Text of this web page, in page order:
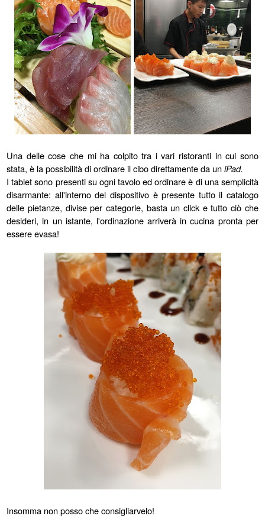
Una delle cose che mi ha colpito tra i vari ristoranti in cui sono
stata, è la possibilità di ordinare il cibo direttamente da uniPad.
I tablet sono presenti su ogni tavolo ed ordinare è di una semplicità
disarmante: all'interno del dispositivo è presente tutto il catalogo
delle pietanze, divise per categorie, basta un click e tutto ciò che
desideri, in un istante, l'ordinazione arriverà in cucina pronta per
essere evasa!
Insomma non posso che consigliarvelo!